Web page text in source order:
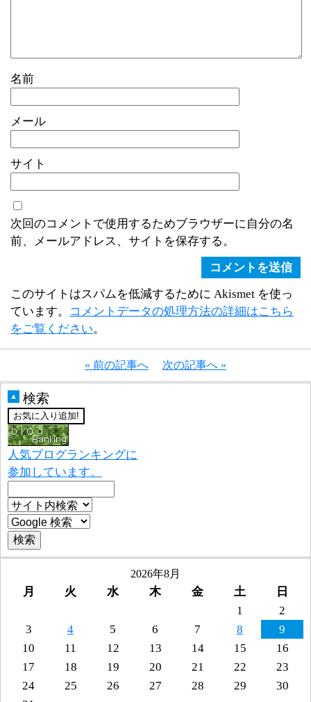
名前
メール
サイト
次回のコメントで使用するためブラウザーに自分の名
前、メールアドレス、サイトを保存する。
このサイトはスパムを低減するために Akismet を使っ
ています。
コメントデータの処理方法の詳細はこちら
をご覧ください。
« 前の記事へ 次の記事へ »
▲ 検索
人気ブログランキングに
参加しています。
2026年8月
月 火 水 木 金 土
日
1
2
3
4 5 6 7 8
9
10
11 12 13 14 15
16
17
18 19 20 21 22
23
24
25 26 27 28 29
30